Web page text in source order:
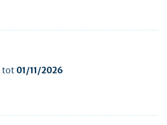
tot 01/11/2026